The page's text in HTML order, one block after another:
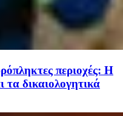
περιοχές: Η
τα δικαιολογητικά